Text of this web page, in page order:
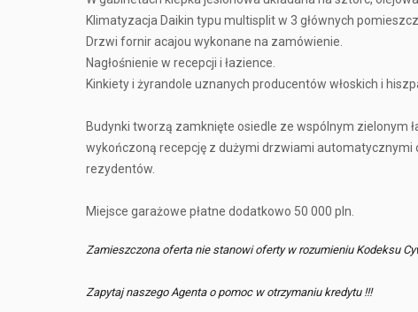
Klimatyzacja Daikin typu multisplit w 3 głównych
Drzwi fornir acajou wykonane na zamówienie.
Nagłośnienie w recepcji i łazience.
Kinkiety i żyrandole uznanych producentów włoskich i
Budynki tworzą zamknięte osiedle ze wspólnym zielonym
wykończoną recepcję z dużymi drzwiami automatycznymi
rezydentów.
Miejsce garażowe płatne dodatkowo 50 000 pln.
Zamieszczona oferta nie stanowi oferty w rozumieniu Kodeksu
Zapytaj naszego Agenta o pomoc w otrzymaniu kredytu !!!